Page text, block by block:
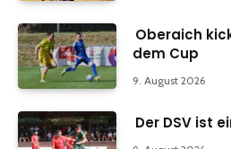
Oberaich
dem Cup
9. August 2026
Der DSV ist